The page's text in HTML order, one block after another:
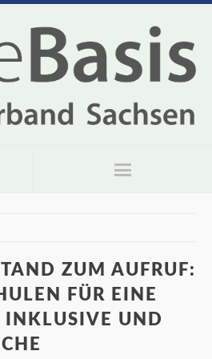
ZUM AUFRUF:
FÜR EINE
INKLUSIVE UND